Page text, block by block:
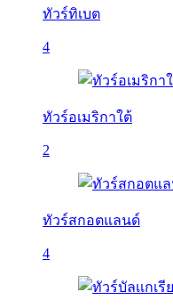
ทัวร์ทิเบต
4
ทัวร์อเมริกาใต้
2
ทัวร์สกอตแลนด์
4